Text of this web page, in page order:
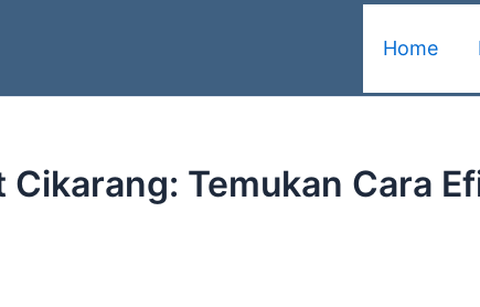
Home
Cikarang: Temukan Cara